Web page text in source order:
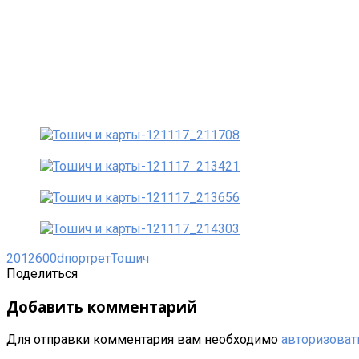
2012600dпортретТошич
Поделиться
Добавить комментарий
Для отправки комментария вам необходимо